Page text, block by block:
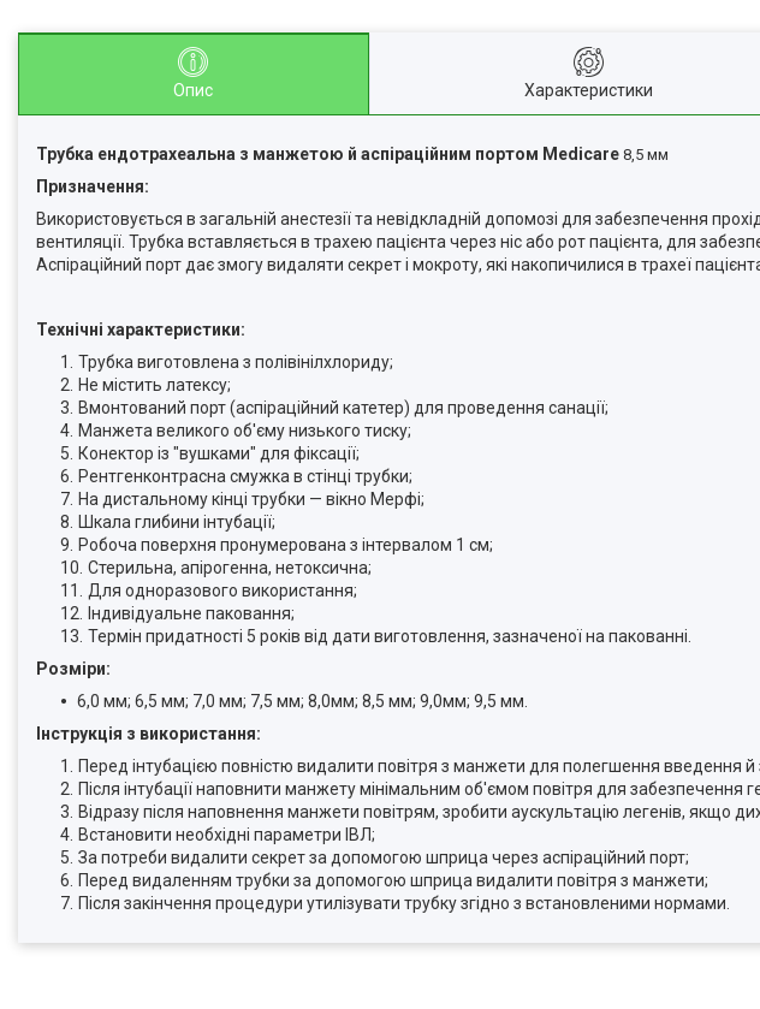
Опис Характеристики
Трубка ендотрахеальна з манжетою й аспіраційним портом Medicare 8,5 мм
Призначення:
Використовується в загальній анестезії та невідкладній допомозі для забезпечення
вентиляції. Трубка вставляється в трахею пацієнта через ніс або рот пацієнта, для
Аспіраційний порт дає змогу видаляти секрет і мокроту, які накопичилися в трахеї
Технічні характеристики:
Трубка виготовлена з полівінілхлориду;
Не містить латексу;
Вмонтований порт (аспіраційний катетер) для проведення санації;
Манжета великого об'єму низького тиску;
Конектор із "вушками" для фіксації;
Рентгенконтрасна смужка в стінці трубки;
На дистальному кінці трубки — вікно Мерфі;
Шкала глибини інтубації;
Робоча поверхня пронумерована з інтервалом 1 см;
Стерильна, апірогенна, нетоксична;
Для одноразового використання;
Індивідуальне паковання;
Термін придатності 5 років від дати виготовлення, зазначеної на пакованні.
Розміри:
6,0 мм; 6,5 мм; 7,0 мм; 7,5 мм; 8,0мм; 8,5 мм; 9,0мм; 9,5 мм.
Інструкція з використання:
Перед інтубацією повністю видалити повітря з манжети для полегшення введення
Після інтубації наповнити манжету мінімальним об'ємом повітря для забезпечення
Відразу після наповнення манжети повітрям, зробити аускультацію легенів, якщо
Встановити необхідні параметри ІВЛ;
За потреби видалити секрет за допомогою шприца через аспіраційний порт;
Перед видаленням трубки за допомогою шприца видалити повітря з манжети;
Після закінчення процедури утилізувати трубку згідно з встановленими нормами.